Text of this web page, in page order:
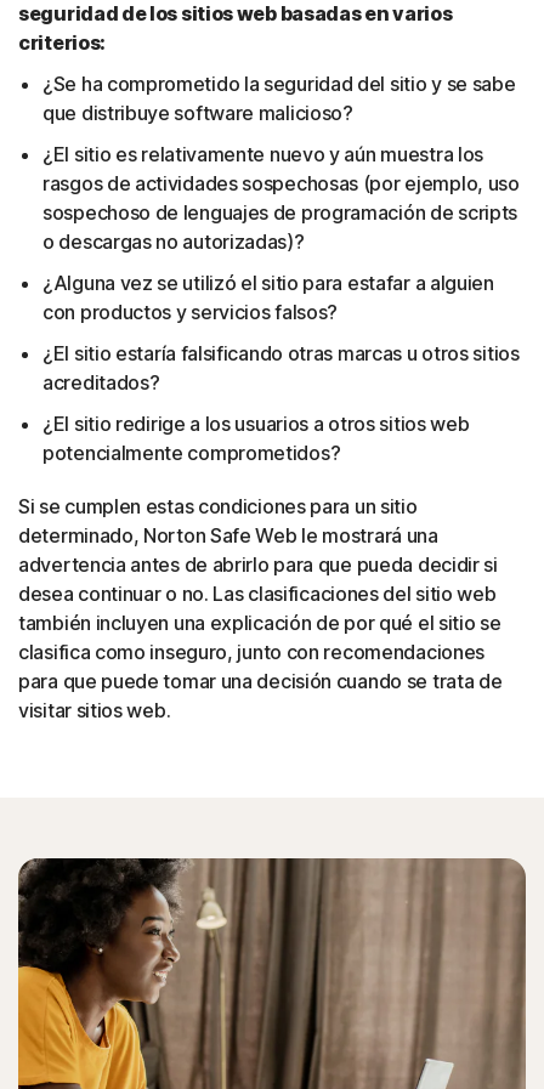
seguridad de los sitios web basadas en varios
criterios:
¿Se ha comprometido la seguridad del sitio y se sabe
que distribuye software malicioso?
¿El sitio es relativamente nuevo y aún muestra los
rasgos de actividades sospechosas (por ejemplo, uso
sospechoso de lenguajes de programación de scripts
o descargas no autorizadas)?
¿Alguna vez se utilizó el sitio para estafar a alguien
con productos y servicios falsos?
¿El sitio estaría falsificando otras marcas u otros sitios
acreditados?
¿El sitio redirige a los usuarios a otros sitios web
potencialmente comprometidos?
Si se cumplen estas condiciones para un sitio
determinado, Norton Safe Web le mostrará una
advertencia antes de abrirlo para que pueda decidir si
desea continuar o no. Las clasificaciones del sitio web
también incluyen una explicación de por qué el sitio se
clasifica como inseguro, junto con recomendaciones
para que puede tomar una decisión cuando se trata de
visitar sitios web.